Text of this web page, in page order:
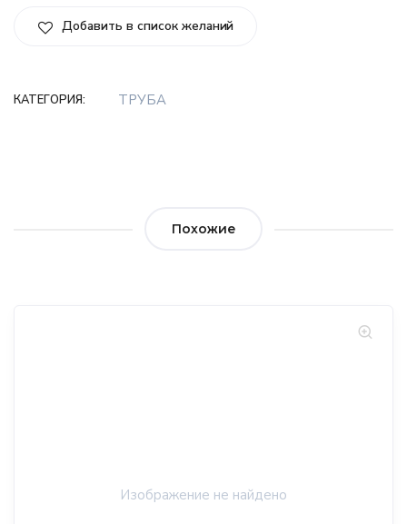
Добавить в список желаний
КАТЕГОРИЯ: ТРУБА
Похожие